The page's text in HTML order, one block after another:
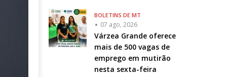
BOLETINS DE MT
07 ago, 2026
Várzea Grande oferece
mais de 500 vagas de
emprego em mutirão
nesta sexta-feira